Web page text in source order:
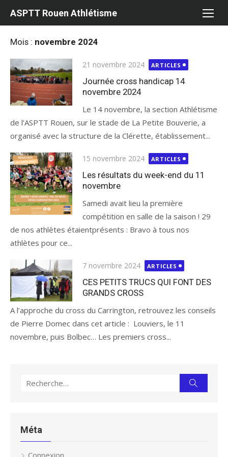
ASPTT Rouen Athlétisme
Mois : novembre 2024
Publié
le
21 novembre 2024 ARTICLES
Journée cross handicap 14
novembre 2024
Le 14 novembre, la section Athlétisme
de l’ASPTT Rouen, sur le stade de La Petite Bouverie, a
organisé avec la structure de la Clérette, établissement...
Publié
le
15 novembre 2024 ARTICLES
Les résultats du week-end du 11
novembre
Samedi avait lieu la première
compétition en salle de la saison ! 29
de nos athlètes étaientprésents : Bravo à tous nos
athlètes pour ce...
Publié
le
7 novembre 2024 ARTICLES
CES PETITS TRUCS QUI FONT DES
GRANDS CROSS
A l’approche du cross du Carrington, retrouvez les conseils
de Pierre Domec dans cet article : Louviers, le 11
novembre, puis Bolbec… Les premiers cross...
Recherche
Méta
Connexion